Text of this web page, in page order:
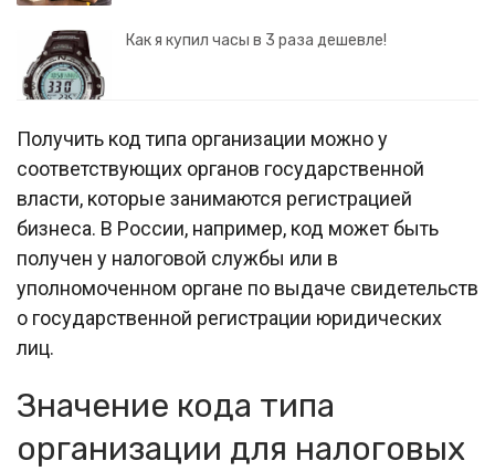
Как я купил часы в 3 раза дешевле!
Получить код типа организации можно у
соответствующих органов государственной
власти, которые занимаются регистрацией
бизнеса. В России, например, код может быть
получен у налоговой службы или в
уполномоченном органе по выдаче свидетельств
о государственной регистрации юридических
лиц.
Значение кода типа
организации для налоговых